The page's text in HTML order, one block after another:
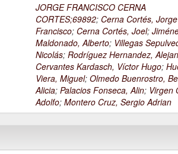
JORGE FRANCISCO CERNA
CORTES;69892; Cerna Cortés, Jorge
Francisco; Cerna Cortés, Joel;
Maldonado, Alberto; Villegas
Nicolás;Rodríguez Hernandez,
Cervantes Kardasch, Víctor Hugo;
Viera, Miguel;Olmedo Buenrostro,
Alicia;Palacios Fonseca, Alin; Virgen
Adolfo;Montero Cruz, Sergio Adrian